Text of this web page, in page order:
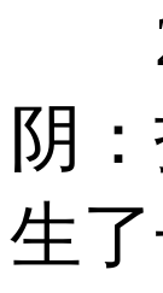
阴
生